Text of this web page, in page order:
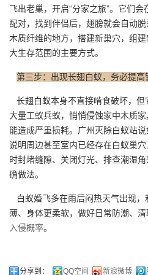
飞出老巢，开启“分家之旅”。它们
配对，找到伴侣后，翅膀就会自动
木质纤维的地方，搭建新巢穴，组
大生存范围的主要方式。
第三步：出现长翅白蚁，务必提高
长翅白蚁本身不直接啃食破坏，但
大量工蚁兵蚁，悄悄侵蚀家中木质
能造成严重损耗。广州灭除白蚁站说
说明周边甚至室内已经存在白蚁巢
时封堵缝隙、关闭灯光、排查潮湿
确做法。
白蚁婚飞多在雨后闷热天气出现，
薄、身体更柔软，做好日常防潮、
入侵概率。
分享到： QQ空间 新浪微博